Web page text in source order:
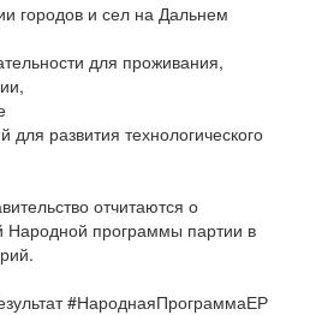
городов и сел на Дальнем
для проживания,
развития технологического
отчитаются о
Народной программы партии в
#НароднаяПрограммаЕР